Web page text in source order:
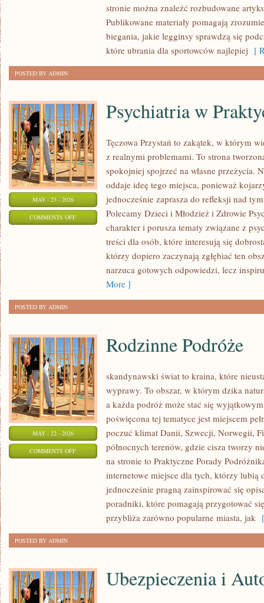
PRODUKTÓW
stronie można znaleźć rozbudowane
Publikowane materiały pomagają
biegania, jakie legginsy sprawdzą się
które ubrania dla sportowców najlepiej [
POSTED BY ADMIN
MAY - 23 - 2026
COMMENTS OFFON
PSYCHIATRIA
PRAKTYCE
Psychiatria w
Tęczowa Przystań to zakątek, w którym
z realnymi problemami. To strona
spokojniej spojrzeć na własne przeżycia.
oddaje ideę tego miejsca, ponieważ
jednocześnie zaprasza do refleksji nad
Polecamy Dzieci i Młodzież i Zdrowie
charakter i porusza tematy związane z
treści dla osób, które interesują się
którzy dopiero zaczynają zgłębiać ten
narzuca gotowych odpowiedzi, lecz
More ]
POSTED BY ADMIN
MAY - 22 - 2026
COMMENTS OFFON
Rodzinne Podróże
skandynawski świat to kraina, które
wyprawy. To obszar, w którym dzika
a każda podróż może stać się
poświęcona tej tematyce jest miejscem
poczuć klimat Danii, Szwecji, Norwegii,
północnych terenów, gdzie cisza tworzy
na stronie to Praktyczne Porady
internetowe miejsce dla tych, którzy lubią
jednocześnie pragną zainspirować się
poradniki, które pomagają przygotować
przybliża zarówno popularne miasta, jak
POSTED BY ADMIN
Ubezpieczenia i